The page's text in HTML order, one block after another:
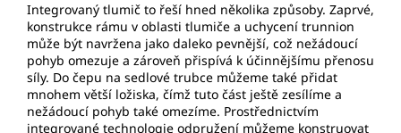
Integrovaný tlumič to řeší hned několika způsoby. Zaprvé,
konstrukce rámu v oblasti tlumiče a uchycení trunnion
může být navržena jako daleko pevnější, což nežádoucí
pohyb omezuje a zároveň přispívá k účinnějšímu přenosu
síly. Do čepu na sedlové trubce můžeme také přidat
mnohem větší ložiska, čímž tuto část ještě zesílíme a
nežádoucí pohyb také omezíme. Prostřednictvím
integrované technologie odpružení můžeme konstruovat